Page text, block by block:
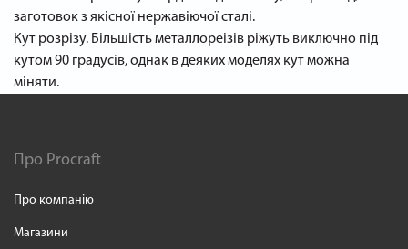
заготовок з якісної нержавіючої сталі.
Кут розрізу. Більшість металлореізів ріжуть виключно під
кутом 90 градусів, однак в деяких моделях кут можна
міняти.
Про Procraft
Про компанію
Магазини